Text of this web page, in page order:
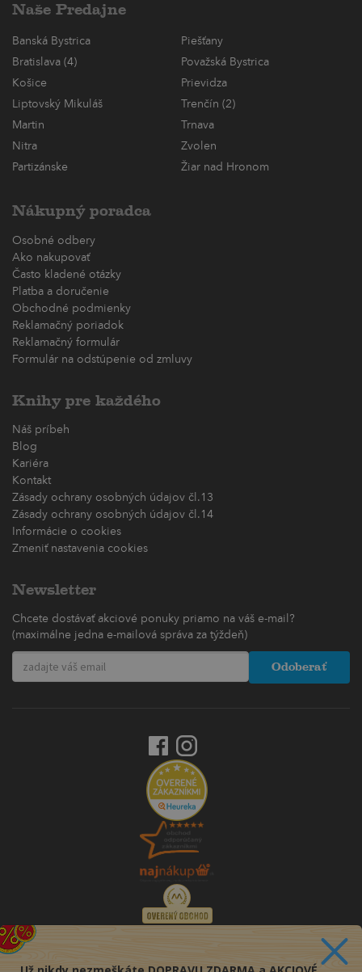
Naše Predajne
Banská Bystrica
Piešťany
Bratislava (4)
Považská Bystrica
Košice
Prievidza
Liptovský Mikuláš
Trenčín (2)
Martin
Trnava
Nitra
Zvolen
Partizánske
Žiar nad Hronom
Nákupný poradca
Osobné odbery
Ako nakupovať
Často kladené otázky
Platba a doručenie
Obchodné podmienky
Reklamačný poriadok
Reklamačný formulár
Formulár na odstúpenie od zmluvy
Knihy pre každého
Náš príbeh
Blog
Kariéra
Kontakt
Zásady ochrany osobných údajov čl.13
Zásady ochrany osobných údajov čl.14
Informácie o cookies
Zmeniť nastavenia cookies
Newsletter
Chcete dostávať akciové ponuky priamo na váš e-mail?
(maximálne jedna e-mailová správa za týždeň)
Odoberať